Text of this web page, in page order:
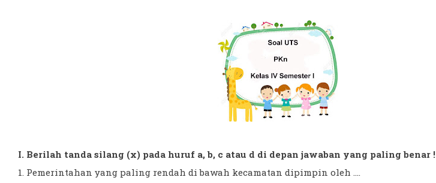
I. Berilah tanda silang (x) pada huruf a, b, c atau d di depan jawaban yang paling benar !
1. Pemerintahan yang paling rendah di bawah kecamatan dipimpin oleh ....